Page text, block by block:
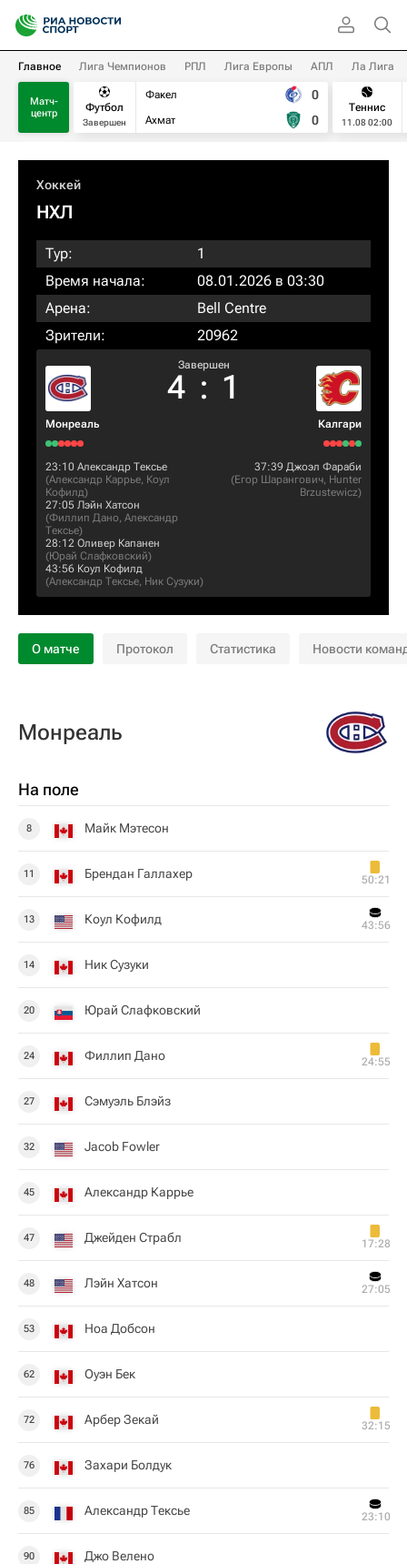
Главное Лига Чемпионов РПЛ Лига Европы АПЛ Ла Лига
Матч-
центр
Футбол
Завершен
Факел
Ахмат
0
0
Теннис
11.08 02:00
Хоккей
НХЛ
Тур:
1
Время начала:
08.01.2026 в 03:30
Арена:
Bell Centre
Зрители:
20962
Монреаль
Завершен
4 : 1
Калгари
23:10 Александр Тексье
(Александр Каррье, Коул
Кофилд)
27:05 Лэйн Хатсон
(Филлип Дано, Александр
Тексье)
28:12 Оливер Капанен
(Юрай Слафковский)
43:56 Коул Кофилд
(Александр Тексье, Ник Сузуки)
37:39 Джоэл Фараби
(Егор Шарангович, Hunter
Brzustewicz)
О матче Протокол Статистика Новости
Монреаль
На поле
8 Майк Мэтесон
11 Брендан Галлахер 50:21
13 Коул Кофилд 43:56
14 Ник Сузуки
20 Юрай Слафковский
24 Филлип Дано 24:55
27 Сэмуэль Блэйз
32 Jacob Fowler
45 Александр Каррье
47 Джейден Страбл 17:28
48 Лэйн Хатсон 27:05
53 Ноа Добсон
62 Оуэн Бек
72 Арбер Зекай 32:15
76 Захари Болдук
85 Александр Тексье 23:10
90 Джо Велено